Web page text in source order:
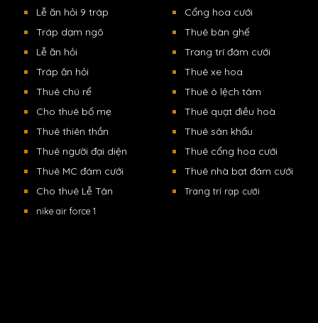
Lễ ăn hỏi 9 tráp
Tráp dạm ngõ
Lễ ăn hỏi
Tráp ăn hỏi
Thuê chú rể
Cho thuê bố mẹ
Thuê thiên thần
Thuê người đại diện
Thuê MC đám cưới
Cho thuê Lễ Tân
nike air force 1
Cổng hoa cưới
Thuê bàn ghế
Trang trí đám cưới
Thuê xe hoa
Thuê ô lệch tâm
Thuê quạt điều hoà
Thuê sân khấu
Thuê cổng hoa cưới
Thuê nhà bạt đám cưới
Trang trí rạp cưới